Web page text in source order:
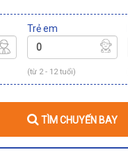
Trẻ em
(từ 2 - 12 tuổi)
TÌM CHUYẾN BAY